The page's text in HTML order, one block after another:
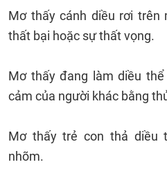
Mơ thấy cánh diều rơi trên
thất bại hoặc sự thất vọng.
Mơ thấy đang làm diều
cảm của người khác bằng
Mơ thấy trẻ con thả diều
nhõm.